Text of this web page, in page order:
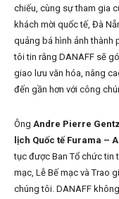
chiếu, cùng sự tham gia
khách mời quốc tế, Đà
quảng bá hình ảnh thành
tôi tin rằng DANAFF sẽ
giao lưu văn hóa, nâng
đến gần hơn với công
Ông Andre Pierre
lịch Quốc tế Furama –
tục được Ban Tổ chức tin
mạc, Lễ Bế mạc và Trao
chúng tôi. DANAFF